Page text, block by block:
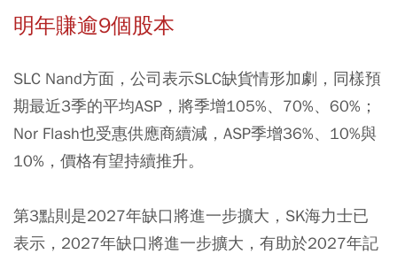
明年賺逾9個股本
SLC Nand方面，公司表示SLC缺貨情形加劇，同樣預
期最近3季的平均ASP，將季增105%、70%、60%；
Nor Flash也受惠供應商續減，ASP季增36%、10%與
10%，價格有望持續推升。
第3點則是2027年缺口將進一步擴大，SK海力士已
表示，2027年缺口將進一步擴大，有助於2027年記